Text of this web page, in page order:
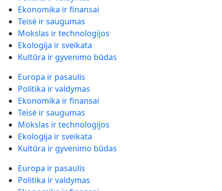
Ekonomika ir finansai
Teisė ir saugumas
Mokslas ir technologijos
Ekologija ir sveikata
Kultūra ir gyvenimo būdas
Europa ir pasaulis
Politika ir valdymas
Ekonomika ir finansai
Teisė ir saugumas
Mokslas ir technologijos
Ekologija ir sveikata
Kultūra ir gyvenimo būdas
Europa ir pasaulis
Politika ir valdymas